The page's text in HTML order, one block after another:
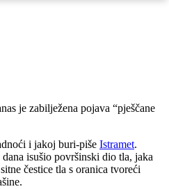
je zabilježena pojava “pješčane
i jakoj buri-piše Istramet.
isušio površinski dio tla, jaka
čestice tla s oranica tvoreći